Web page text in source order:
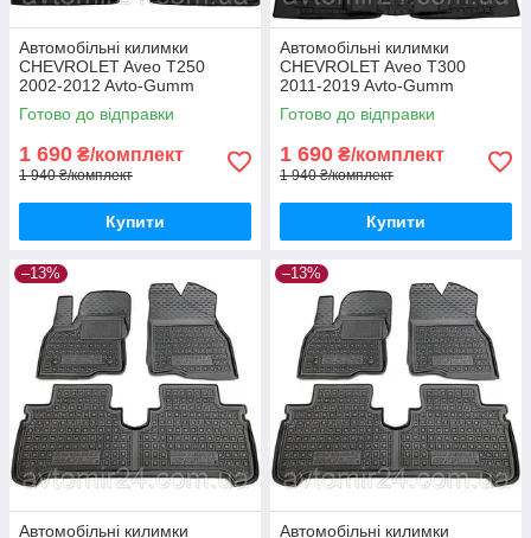
Автомобільні килимки
CHEVROLET Aveo T250
2002-2012 Avto-Gumm
килимки для авто ШЕВРОЛЕ
Авео Т250 2002-2012
Готово до відправки
1 690 ₴/комплект
1 940 ₴/комплект
Купити
Автомобільні килимки
CHEVROLET Aveo T300
2011-2019 Avto-Gumm
килимки для авто ШЕВРОЛЕ
Авео Т300 2011-2019
Готово до відправки
1 690 ₴/комплект
1 940 ₴/комплект
Купити
–13%
Автомобільні килимки
–13%
Автомобільні килимки